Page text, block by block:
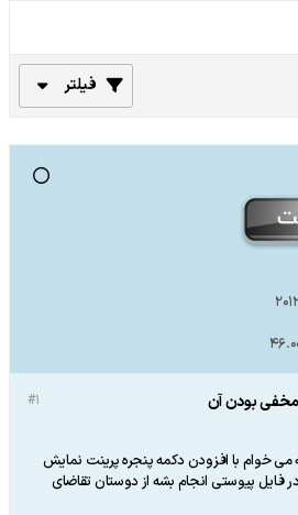
فیلتر
#1 مخفی بودن آن
می خوام با افزودن دکمه پنجره پرینت نمایش
فایل پیوستی انجام بشه از دوستان تقاضای